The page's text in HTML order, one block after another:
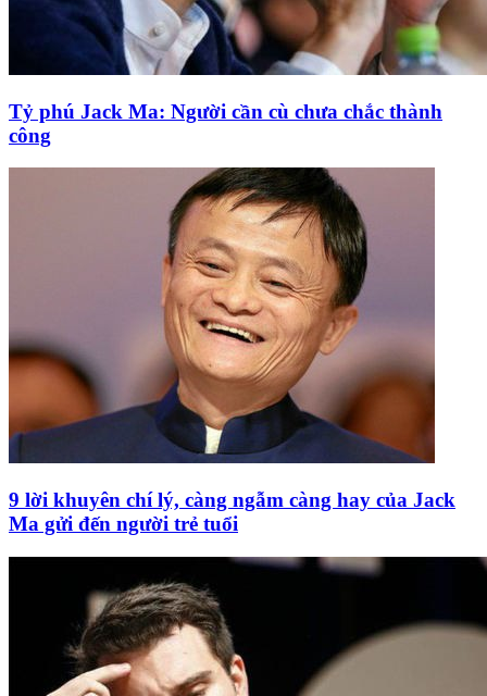
Tỷ phú Jack Ma: Người cần cù chưa chắc thành
công
9 lời khuyên chí lý, càng ngẫm càng hay của Jack
Ma gửi đến người trẻ tuổi